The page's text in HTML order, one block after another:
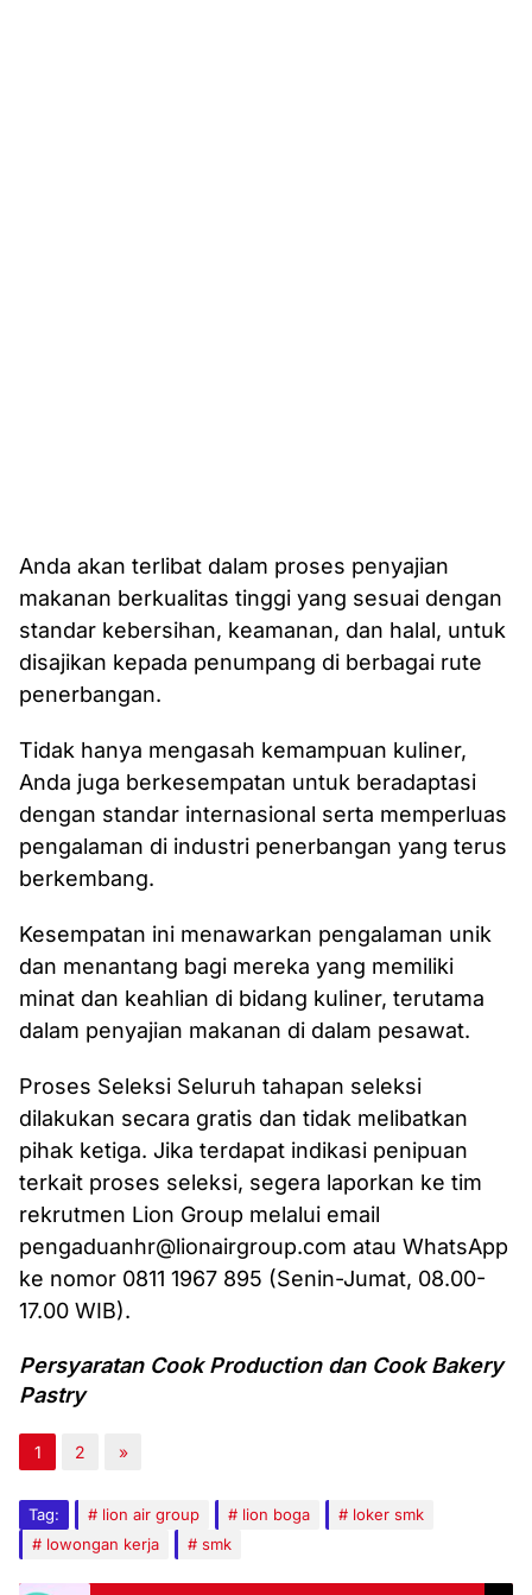
Anda akan terlibat dalam proses penyajian
makanan berkualitas tinggi yang sesuai dengan
standar kebersihan, keamanan, dan halal, untuk
disajikan kepada penumpang di berbagai rute
penerbangan.
Tidak hanya mengasah kemampuan kuliner,
Anda juga berkesempatan untuk beradaptasi
dengan standar internasional serta memperluas
pengalaman di industri penerbangan yang terus
berkembang.
Kesempatan ini menawarkan pengalaman unik
dan menantang bagi mereka yang memiliki
minat dan keahlian di bidang kuliner, terutama
dalam penyajian makanan di dalam pesawat.
Proses Seleksi Seluruh tahapan seleksi
dilakukan secara gratis dan tidak melibatkan
pihak ketiga. Jika terdapat indikasi penipuan
terkait proses seleksi, segera laporkan ke tim
rekrutmen Lion Group melalui email
pengaduanhr@lionairgroup.com atau WhatsApp
ke nomor 0811 1967 895 (Senin-Jumat, 08.00-
17.00 WIB).
Persyaratan Cook Production dan Cook Bakery
Pastry
1 2 »
Tag: lion air group lion boga
loker smk
lowongan kerja
smk